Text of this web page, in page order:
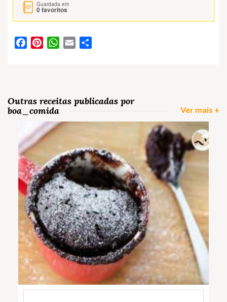
Guardada em
0favoritos
FacebookPinterestWhatsApp
Email
Outras receitas publicadas por
boa_comida
Ver mais +